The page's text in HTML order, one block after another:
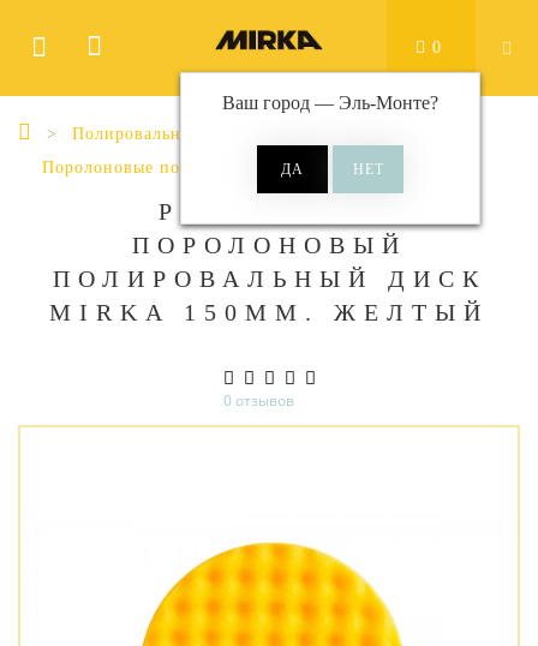
Ваш город — Эль-Монте?
0
Полировальные диски
Поролоновые полировальные диски
РЕЛЬЕФНЫЙ
ПОРОЛОНОВЫЙ
ПОЛИРОВАЛЬНЫЙ ДИСК
MIRKA 150ММ. ЖЕЛТЫЙ
0 отзывов